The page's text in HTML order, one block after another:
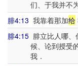
们、于我并不
腓4:13 我靠着那加给
腓4:15 腓立比人哪
候、论到授受
我．